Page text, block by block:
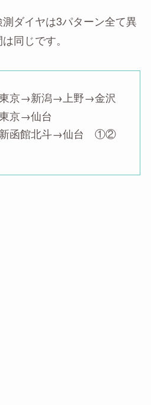
ダイヤは3パターン全て異
同じです。
京→新潟→上野→金沢
京→仙台
新函館北斗→仙台 ①②